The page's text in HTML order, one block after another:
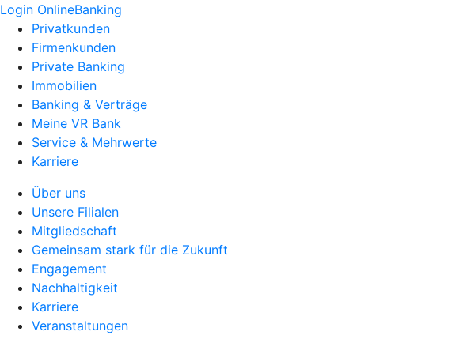
Login OnlineBanking
Privatkunden
Firmenkunden
Private Banking
Immobilien
Banking & Verträge
Meine VR Bank
Service & Mehrwerte
Karriere
Über uns
Unsere Filialen
Mitgliedschaft
Gemeinsam stark für die Zukunft
Engagement
Nachhaltigkeit
Karriere
Veranstaltungen